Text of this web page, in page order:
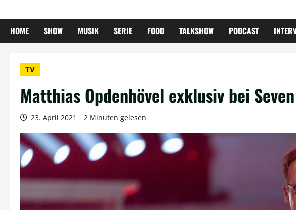
HOME SHOW MUSIK SERIE FOOD TALKSHOW PODCAST
TV
Matthias Opdenhövel exklusiv bei
23. April 2021 2 Minuten gelesen